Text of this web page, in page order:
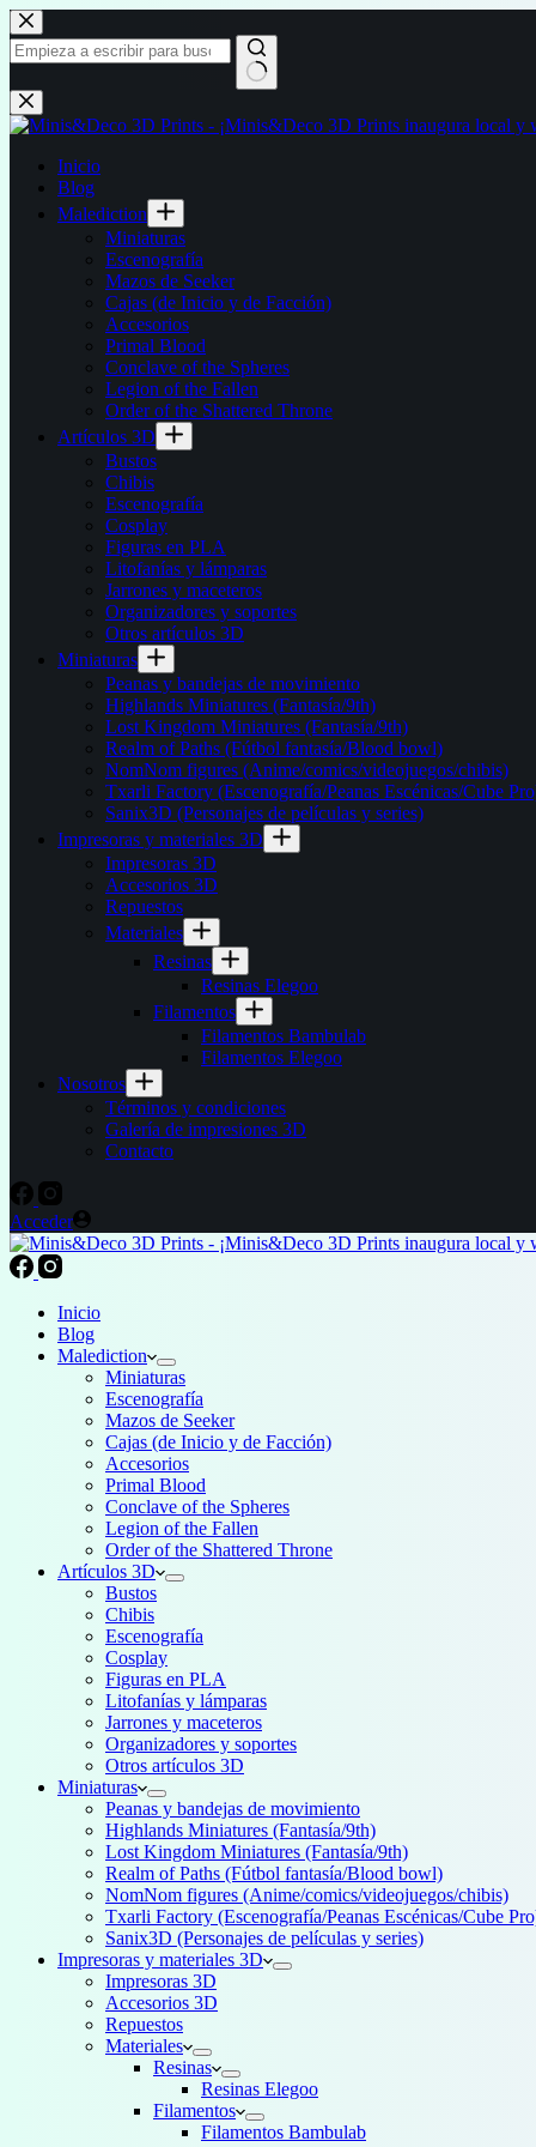
Saltar
al
contenido
Sin
resultados
Inicio
Blog
Malediction
Miniaturas
Escenografía
Mazos de Seeker
Cajas (de Inicio y de Facción)
Accesorios
Primal Blood
Conclave of the Spheres
Legion of the Fallen
Order of the Shattered Throne
Artículos 3D
Bustos
Chibis
Escenografía
Cosplay
Figuras en PLA
Litofanías y lámparas
Jarrones y maceteros
Organizadores y soportes
Otros artículos 3D
Miniaturas
Peanas y bandejas de movimiento
Highlands Miniatures (Fantasía/9th)
Lost Kingdom Miniatures (Fantasía/9th)
Realm of Paths (Fútbol fantasía/Blood bowl)
NomNom figures (Anime/comics/videojuegos/chibis)
Txarli Factory (Escenografía/Peanas Escénicas/Cube
Sanix3D (Personajes de películas y series)
Impresoras y materiales 3D
Impresoras 3D
Accesorios 3D
Repuestos
Materiales
Resinas
Resinas Elegoo
Filamentos
Filamentos Bambulab
Filamentos Elegoo
Nosotros
Términos y condiciones
Galería de impresiones 3D
Contacto
Acceder
Inicio
Blog
Malediction
Miniaturas
Escenografía
Mazos de Seeker
Cajas (de Inicio y de Facción)
Accesorios
Primal Blood
Conclave of the Spheres
Legion of the Fallen
Order of the Shattered Throne
Artículos 3D
Bustos
Chibis
Escenografía
Cosplay
Figuras en PLA
Litofanías y lámparas
Jarrones y maceteros
Organizadores y soportes
Otros artículos 3D
Miniaturas
Peanas y bandejas de movimiento
Highlands Miniatures (Fantasía/9th)
Lost Kingdom Miniatures (Fantasía/9th)
Realm of Paths (Fútbol fantasía/Blood bowl)
NomNom figures (Anime/comics/videojuegos/chibis)
Txarli Factory (Escenografía/Peanas Escénicas/Cube
Sanix3D (Personajes de películas y series)
Impresoras y materiales 3D
Impresoras 3D
Accesorios 3D
Repuestos
Materiales
Resinas
Resinas Elegoo
Filamentos
Filamentos Bambulab